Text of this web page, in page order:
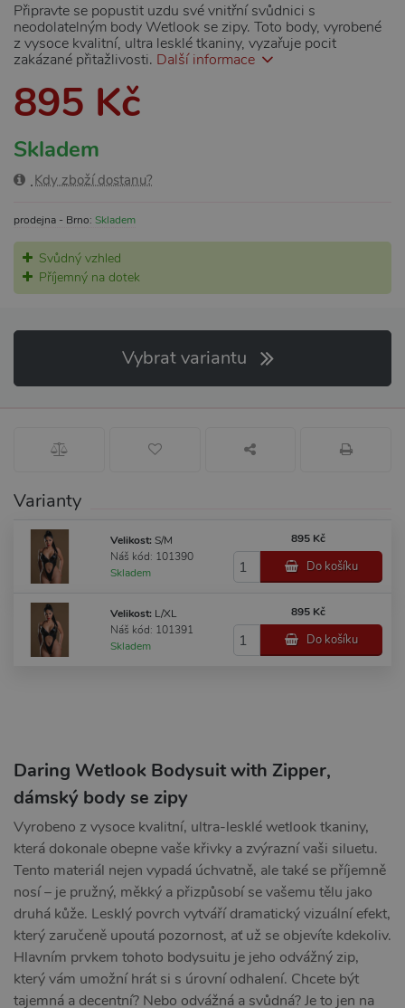
Připravte se popustit uzdu své vnitřní svůdnici s
neodolatelným body Wetlook se zipy. Toto body, vyrobené
z vysoce kvalitní, ultra lesklé tkaniny, vyzařuje pocit
zakázané přitažlivosti. Další informace
895 Kč
Skladem
Kdy zboží dostanu?
prodejna - Brno: Skladem
Svůdný vzhled
Příjemný na dotek
Vybrat variantu
Varianty
Velikost: S/M
Náš kód: 101390
Skladem
895 Kč
Do košíku
Velikost: L/XL
Náš kód: 101391
Skladem
895 Kč
Do košíku
Daring Wetlook Bodysuit with Zipper,
dámský body se zipy
Vyrobeno z vysoce kvalitní, ultra-lesklé wetlook tkaniny,
která dokonale obepne vaše křivky a zvýrazní vaši siluetu.
Tento materiál nejen vypadá úchvatně, ale také se příjemně
nosí – je pružný, měkký a přizpůsobí se vašemu tělu jako
druhá kůže. Lesklý povrch vytváří dramatický vizuální efekt,
který zaručeně upoutá pozornost, ať už se objevíte kdekoliv.
Hlavním prvkem tohoto bodysuitu je jeho odvážný zip,
který vám umožní hrát si s úrovní odhalení. Chcete být
tajemná a decentní? Nebo odvážná a svůdná? Je to jen na